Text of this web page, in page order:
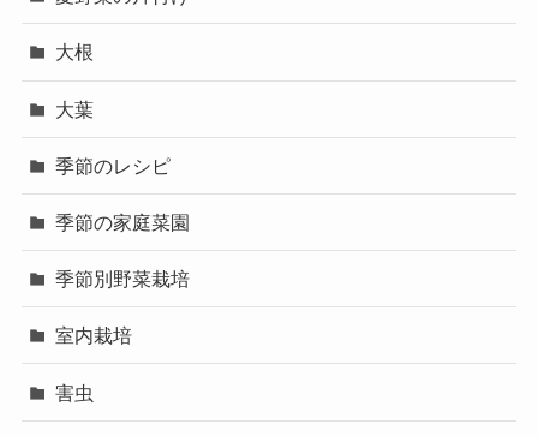
大根
大葉
季節のレシピ
季節の家庭菜園
季節別野菜栽培
室内栽培
害虫